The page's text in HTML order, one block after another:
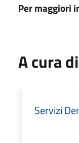
Per maggiori
A cura di
Servizi